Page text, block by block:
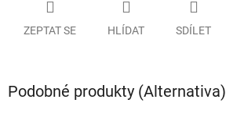
ZEPTAT SE HLÍDAT SDÍLET
Podobné produkty (Alternativa)